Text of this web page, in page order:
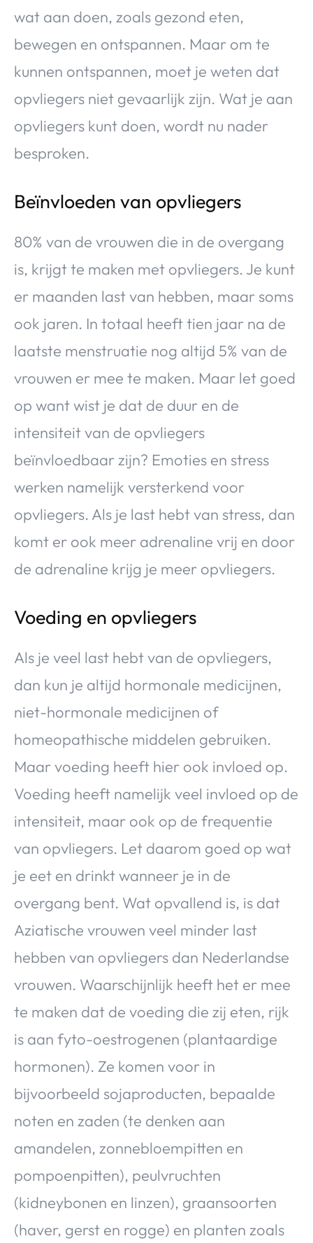
wat aan doen, zoals gezond eten,
bewegen en ontspannen. Maar om te
kunnen ontspannen, moet je weten dat
opvliegers niet gevaarlijk zijn. Wat je aan
opvliegers kunt doen, wordt nu nader
besproken.
Beïnvloeden van opvliegers
80% van de vrouwen die in de overgang
is, krijgt te maken met opvliegers. Je kunt
er maanden last van hebben, maar soms
ook jaren. In totaal heeft tien jaar na de
laatste menstruatie nog altijd 5% van de
vrouwen er mee te maken. Maar let goed
op want wist je dat de duur en de
intensiteit van de opvliegers
beïnvloedbaar zijn? Emoties en stress
werken namelijk versterkend voor
opvliegers. Als je last hebt van stress, dan
komt er ook meer adrenaline vrij en door
de adrenaline krijg je meer opvliegers.
Voeding en opvliegers
Als je veel last hebt van de opvliegers,
dan kun je altijd hormonale medicijnen,
niet-hormonale medicijnen of
homeopathische middelen gebruiken.
Maar voeding heeft hier ook invloed op.
Voeding heeft namelijk veel invloed op de
intensiteit, maar ook op de frequentie
van opvliegers. Let daarom goed op wat
je eet en drinkt wanneer je in de
overgang bent. Wat opvallend is, is dat
Aziatische vrouwen veel minder last
hebben van opvliegers dan Nederlandse
vrouwen. Waarschijnlijk heeft het er mee
te maken dat de voeding die zij eten, rijk
is aan fyto-oestrogenen (plantaardige
hormonen). Ze komen voor in
bijvoorbeeld sojaproducten, bepaalde
noten en zaden (te denken aan
amandelen, zonnebloempitten en
pompoenpitten), peulvruchten
(kidneybonen en linzen), graansoorten
(haver, gerst en rogge) en planten zoals